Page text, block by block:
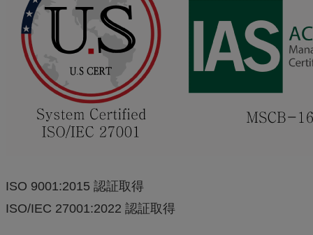
ISO 9001:2015 認証取得
ISO/IEC 27001:2022 認証取得